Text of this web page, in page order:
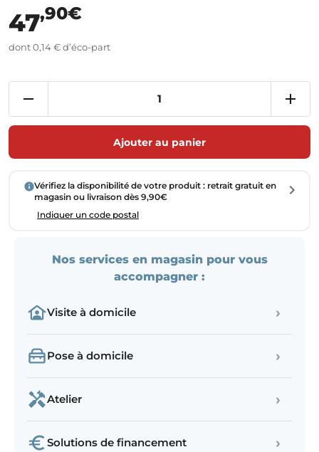
47,90€
dont 0,14 € d’éco-part
Ajouter au panier
Vérifiez la disponibilité de votre produit : retrait gratuit en
magasin ou livraison dès 9,90€
Indiquer un code postal
Nos services en magasin pour vous
accompagner :
Visite à domicile ›
Pose à domicile ›
Atelier ›
Solutions de financement ›